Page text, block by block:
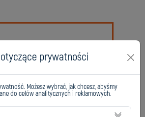
prywatności
Możesz wybrać, jak chcesz, abyśmy
do celów analitycznych i reklamowych.